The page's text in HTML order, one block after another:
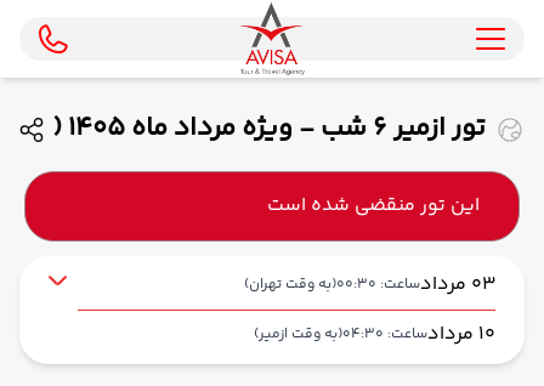
تور ازمیر 6 شب - ویژه مرداد ماه 1405 (
ایران ایر تور )
این تور منقضی شده است
03 مرداد ساعت: 00:30 (به وقت تهران)
10 مرداد ساعت: 04:30 (به وقت ازمیر)